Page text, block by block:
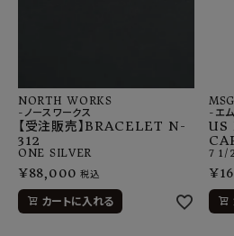
NORTH WORKS
-ノースワークス
【受注販売】BRACELET N-
312
ONE SILVER
¥88,000 税込
カートに入れる
-エ
US
7 1/
¥